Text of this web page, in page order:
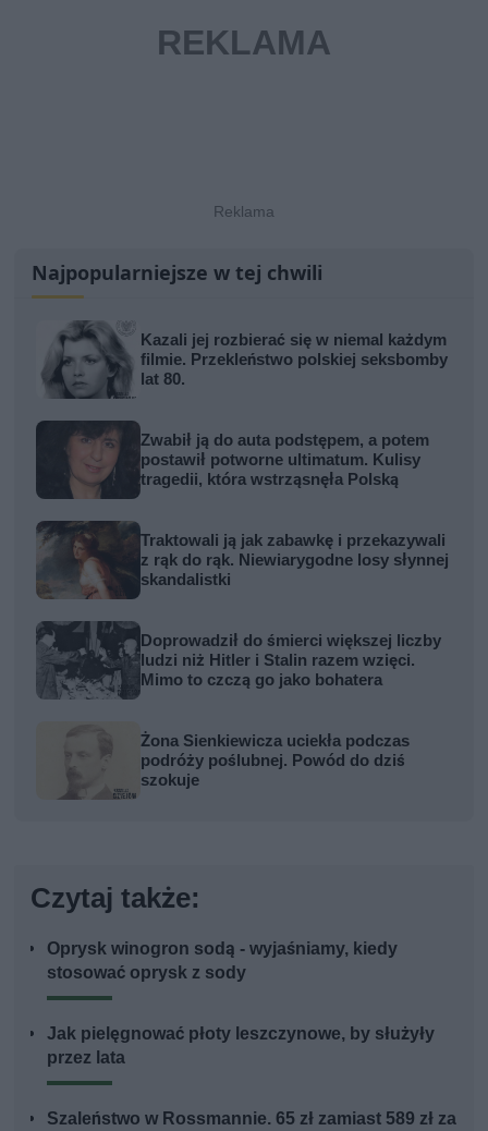
Najpopularniejsze w tej chwili
Kazali jej rozbierać się w niemal każdym
filmie. Przekleństwo polskiej seksbomby
lat 80.
Zwabił ją do auta podstępem, a potem
postawił potworne ultimatum. Kulisy
tragedii, która wstrząsnęła Polską
Traktowali ją jak zabawkę i przekazywali
z rąk do rąk. Niewiarygodne losy słynnej
skandalistki
Doprowadził do śmierci większej liczby
ludzi niż Hitler i Stalin razem wzięci.
Mimo to czczą go jako bohatera
Żona Sienkiewicza uciekła podczas
podróży poślubnej. Powód do dziś
szokuje
Czytaj także:
Oprysk winogron sodą - wyjaśniamy, kiedy
stosować oprysk z sody
Jak pielęgnować płoty leszczynowe, by służyły
przez lata
Szaleństwo w Rossmannie. 65 zł zamiast 589 zł za